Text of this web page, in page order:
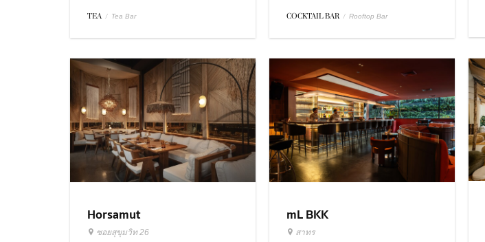
TEA / Tea Bar COCKTAIL BAR / Rooftop Bar
Horsamut
ซอยสุขุมวิท 26
mL BKK
สาทร